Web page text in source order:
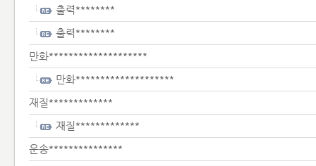
출력********
출력********
만화********************
만화********************
재질*************
재질*************
운송***************